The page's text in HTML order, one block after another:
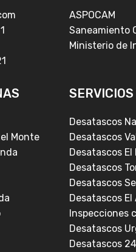
ASPOCAM
Saneamiento
Ministerio de
Monte
Desatascos
Desatascos
Desatascos El
Desatascos
Desatascos
Desatascos El
Inspecciones
Desatascos
Desatascos